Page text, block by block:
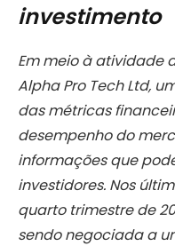
investimento
Em meio à atividade
Alpha Pro Tech Ltd,
das métricas
desempenho do
informações que
investidores. Nos
quarto trimestre de
sendo negociada a